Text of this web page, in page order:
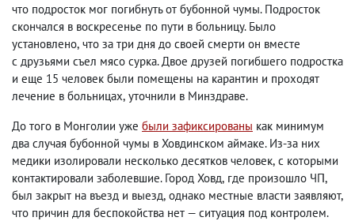
что подросток мог погибнуть от бубонной чумы. Подросток
скончался в воскресенье по пути в больницу. Было
установлено, что за три дня до своей смерти он вместе
с друзьями съел мясо сурка. Двое друзей погибшего подростка
и еще 15 человек были помещены на карантин и проходят
лечение в больницах, уточнили в Минздраве.
До того в Монголии уже были зафиксированы как минимум
два случая бубонной чумы в Ховдинском аймаке. Из-за них
медики изолировали несколько десятков человек, с которыми
контактировали заболевшие. Город Ховд, где произошло ЧП,
был закрыт на въезд и выезд, однако местные власти заявляют,
что причин для беспокойства нет — ситуация под контролем.